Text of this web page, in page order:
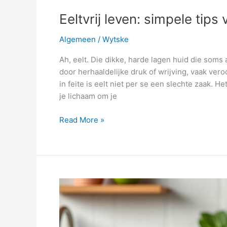
Eeltvrij leven: simpele tips
Algemeen / Wytske
Ah, eelt. Die dikke, harde lagen huid die
door herhaaldelijke druk of wrijving, vaak
in feite is eelt niet per se een slechte zaak.
je lichaam om je
Eeltvrij
tips
zachte
en
gezonde
voeten
Read More »